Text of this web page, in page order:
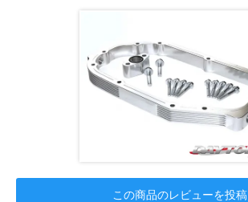
この商品のレビューを投稿